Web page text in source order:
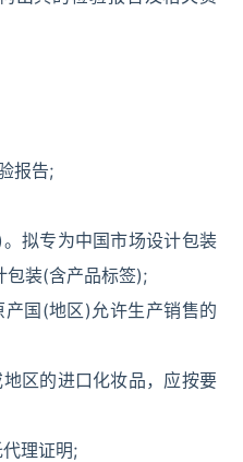
报告;
拟专为中国市场设计包装
包装(含产品标签);
国(地区)允许生产销售的
区的进口化妆品，应按要
理证明;